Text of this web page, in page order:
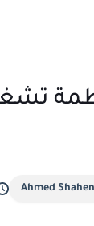
Ahmed